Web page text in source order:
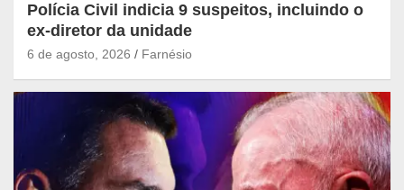
Polícia Civil indicia 9 suspeitos, incluindo o
ex-diretor da unidade
6 de agosto, 2026 Farnésio